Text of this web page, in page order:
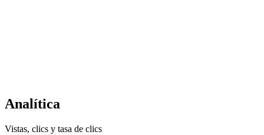
Analítica
Vistas, clics y tasa de clics